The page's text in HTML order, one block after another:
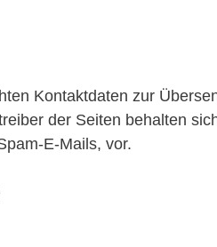
Kontaktdaten zur
der Seiten behalten
E-Mails, vor.